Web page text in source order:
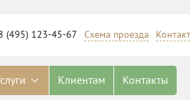
(495) 123-45-67 Схема проезда
Клиентам Контакты